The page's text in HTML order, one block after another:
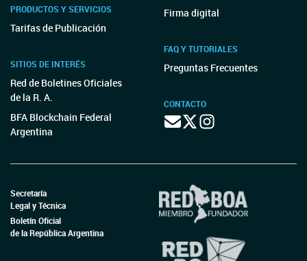
PRODUCTOS Y SERVICIOS
Tarifas de Publicación
SITIOS DE INTERÉS
Red de Boletines Oficiales
de la R. A.
BFA Blockchain Federal
Argentina
Firma digital
FAQ Y TUTORIALES
Preguntas Frecuentes
CONTACTO
Secretaría
Legal y Técnica
Boletín Oficial
de la República Argentina